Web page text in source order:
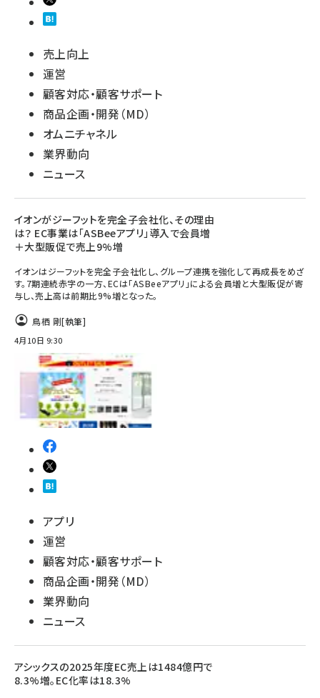
売上向上
運営
顧客対応・顧客サポート
商品企画・開発（MD）
オムニチャネル
業界動向
ニュース
イオンがジーフットを完全子会社化、その理由
は？ EC事業は「ASBeeアプリ」導入で会員増
＋大型販促で売上9%増
イオンはジーフットを完全子会社化し、グループ連携を強化して再成長をめざ
す。7期連続赤字の一方、ECは「ASBeeアプリ」による会員増と大型販促が寄
与し、売上高は前期比9%増となった。
鳥栖 剛[執筆]
4月10日 9:30
アプリ
運営
顧客対応・顧客サポート
商品企画・開発（MD）
業界動向
ニュース
アシックスの2025年度EC売上は1484億円で
8.3%増。EC化率は18.3%